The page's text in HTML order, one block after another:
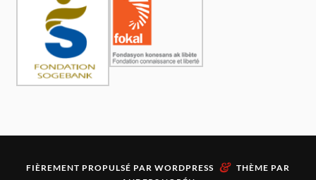
FIÈREMENT PROPULSÉ PAR WORDPRESS & THÈME PAR